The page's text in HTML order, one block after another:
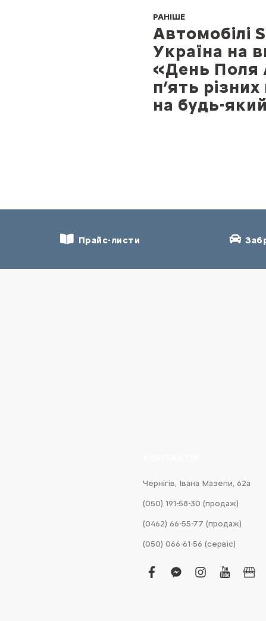
РАНІШЕ
Автомобілі
Україна на
«День Поля
п’ять
на будь-
Прайс-листи
Чернігів, Івана Мазепи, 62а
(050) 191-58-30 (продаж)
(0462) 66-55-77 (продаж)
(050) 066-61-56 (сервіс)
facebook
facebook-
instagram
youtube